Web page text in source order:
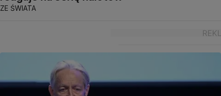
ZE ŚWIATA